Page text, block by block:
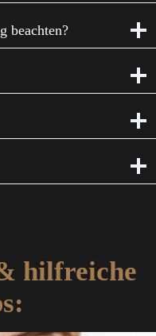
beachten?
hilfreiche
: